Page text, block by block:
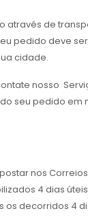
através de
pedido deve
cidade.
nosso
seu pedido
nos
4 dias
os decorridos 4